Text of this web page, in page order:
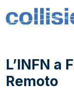
Salta al contenuto
Navigazione
L’INFN a
Remoto